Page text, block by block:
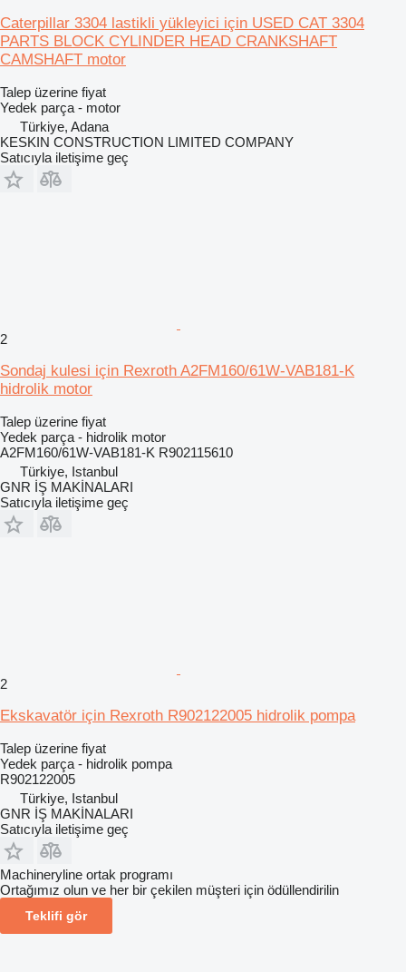
Caterpillar 3304 lastikli yükleyici için USED CAT 3304
PARTS BLOCK CYLINDER HEAD CRANKSHAFT
CAMSHAFT motor
Talep üzerine fiyat
Yedek parça - motor
Türkiye, Adana
KESKIN CONSTRUCTION LIMITED COMPANY
Satıcıyla iletişime geç
2
Sondaj kulesi için Rexroth A2FM160/61W-VAB181-K
hidrolik motor
Talep üzerine fiyat
Yedek parça - hidrolik motor
A2FM160/61W-VAB181-K R902115610
Türkiye, Istanbul
GNR İŞ MAKİNALARI
Satıcıyla iletişime geç
2
Ekskavatör için Rexroth R902122005 hidrolik pompa
Talep üzerine fiyat
Yedek parça - hidrolik pompa
R902122005
Türkiye, Istanbul
GNR İŞ MAKİNALARI
Satıcıyla iletişime geç
Machineryline ortak programı
Ortağımız olun ve her bir çekilen müşteri için ödüllendirilin
Teklifi gör